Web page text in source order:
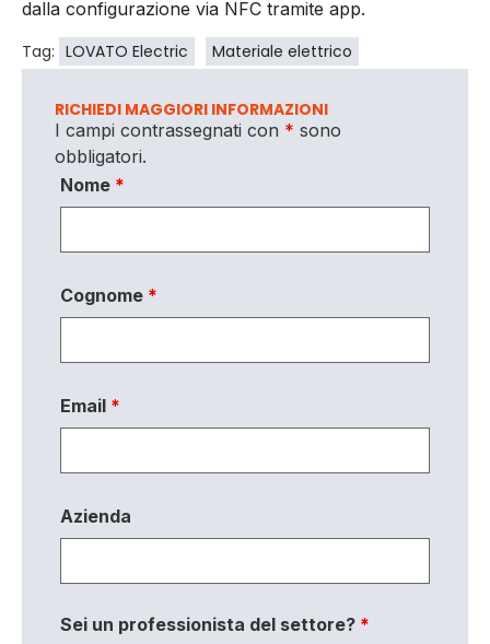
dalla configurazione via NFC tramite app.
Tag: LOVATO Electric Materiale elettrico
RICHIEDI MAGGIORI INFORMAZIONI
I campi contrassegnati con * sono
obbligatori.
Nome *
Cognome *
Email *
Azienda
Sei un professionista del settore? *